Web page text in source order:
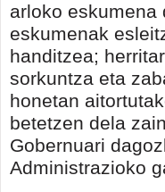
arloko eskumena
eskumenak
handitzea;
sorkuntza eta
honetan
betetzen dela
Gobernuari
Administrazioko